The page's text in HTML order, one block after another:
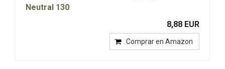
Neutral 130
8,88 EUR
Comprar en Amazon